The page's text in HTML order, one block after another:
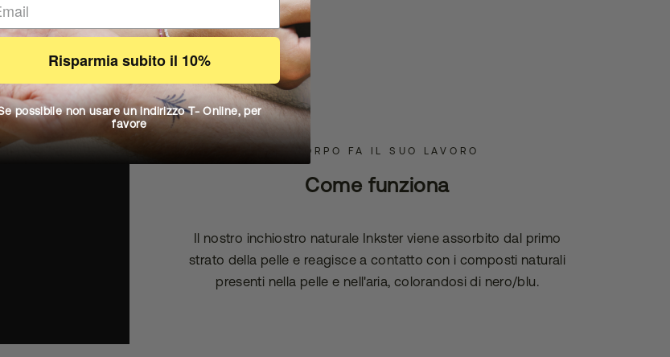
IL CORPO FA IL SUO LAVORO
Come funziona
Il nostro inchiostro naturale Inkster viene assorbito dal primo
strato della pelle e reagisce a contatto con i composti naturali
presenti nella pelle e nell'aria, colorandosi di nero/blu.
Risparmia subito il 10%
possibile non usare un indirizzo T- Online, per
favore